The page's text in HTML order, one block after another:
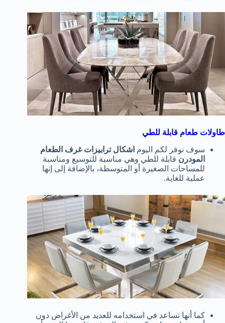
طاولات طعام قابلة للطي
سوف نوفر لكم اليوم اشكال ترابيزات غرف الطعام
المودرن قابلة للطي وهي مناسبة للتوسيع ومناسبة
للمساحات الصغيرة أو المتوسطة، بالإضافة إلى إنها
عملية للغاية.
كما أنها تساعد في استخدامه للعديد من الأغراض دون